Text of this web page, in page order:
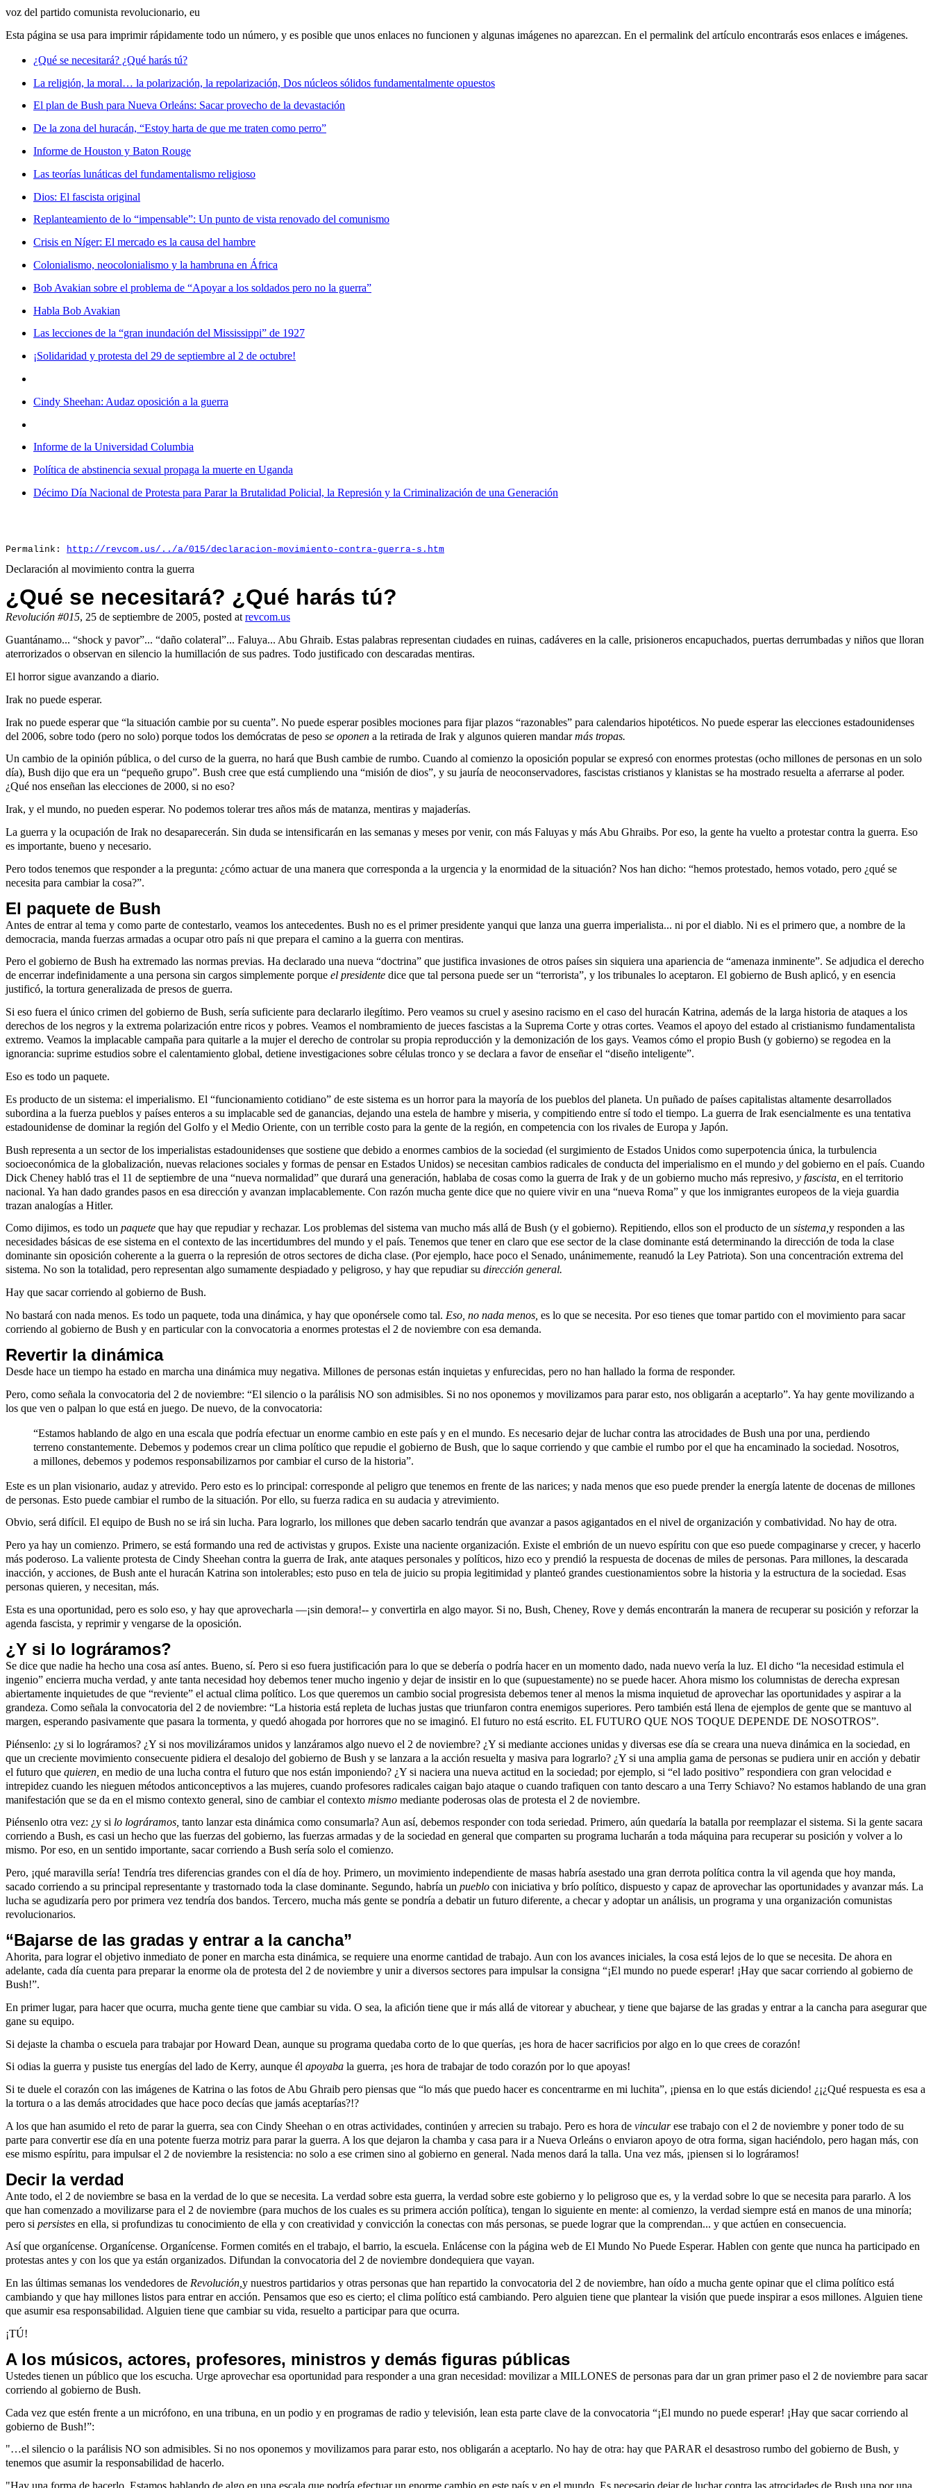
voz del partido comunista revolucionario, eu
Esta página se usa para imprimir rápidamente todo un número, y es posible que unos enlaces no funcionen y algunas imágenes no aparezcan. En el permalink del artículo encontrarás esos enlaces e imágenes.
¿Qué se necesitará? ¿Qué harás tú?
La religión, la moral… la polarización, la repolarización, Dos núcleos sólidos fundamentalmente opuestos
El plan de Bush para Nueva Orleáns: Sacar provecho de la devastación
De la zona del huracán, “Estoy harta de que me traten como perro”
Informe de Houston y Baton Rouge
Las teorías lunáticas del fundamentalismo religioso
Dios: El fascista original
Replanteamiento de lo “impensable”: Un punto de vista renovado del comunismo
Crisis en Níger: El mercado es la causa del hambre
Colonialismo, neocolonialismo y la hambruna en África
Bob Avakian sobre el problema de “Apoyar a los soldados pero no la guerra”
Habla Bob Avakian
Las lecciones de la “gran inundación del Mississippi” de 1927
¡Solidaridad y protesta del 29 de septiembre al 2 de octubre!
Cindy Sheehan: Audaz oposición a la guerra
Informe de la Universidad Columbia
Política de abstinencia sexual propaga la muerte en Uganda
Décimo Día Nacional de Protesta para Parar la Brutalidad Policial, la Represión y la Criminalización de una Generación
Permalink: http://revcom.us/../a/015/declaracion-movimiento-contra-guerra-s.htm
Declaración al movimiento contra la guerra
¿Qué se necesitará? ¿Qué harás tú?
Revolución #015, 25 de septiembre de 2005, posted at revcom.us
Guantánamo... “shock y pavor”... “daño colateral”... Faluya... Abu Ghraib. Estas palabras representan ciudades en ruinas, cadáveres en la calle, prisioneros encapuchados, puertas derrumbadas y niños que lloran
aterrorizados o observan en silencio la humillación de sus padres. Todo justificado con descaradas mentiras.
El horror sigue avanzando a diario.
Irak no puede esperar.
Irak no puede esperar que “la situación cambie por su cuenta”. No puede esperar posibles mociones para fijar plazos “razonables” para calendarios hipotéticos. No puede esperar las elecciones estadounidenses
del 2006, sobre todo (pero no solo) porque todos los demócratas de peso se oponen a la retirada de Irak y algunos quieren mandarmás tropas.
Un cambio de la opinión pública, o del curso de la guerra, no hará que Bush cambie de rumbo. Cuando al comienzo la oposición popular se expresó con enormes protestas (ocho millones de personas en un solo
día), Bush dijo que era un “pequeño grupo”. Bush cree que está cumpliendo una “misión de dios”, y su jauría de neoconservadores, fascistas cristianos y klanistas se ha mostrado resuelta a aferrarse al poder.
¿Qué nos enseñan las elecciones de 2000, si no eso?
Irak, y el mundo, no pueden esperar. No podemos tolerar tres años más de matanza, mentiras y majaderías.
La guerra y la ocupación de Irak no desaparecerán. Sin duda se intensificarán en las semanas y meses por venir, con más Faluyas y más Abu Ghraibs. Por eso, la gente ha vuelto a protestar contra la guerra. Eso
es importante, bueno y necesario.
Pero todos tenemos que responder a la pregunta: ¿cómo actuar de una manera que corresponda a la urgencia y la enormidad de la situación? Nos han dicho: “hemos protestado, hemos votado, pero ¿qué se
necesita para cambiar la cosa?”.
El paquete de Bush
Antes de entrar al tema y como parte de contestarlo, veamos los antecedentes. Bush no es el primer presidente yanqui que lanza una guerra imperialista... ni por el diablo. Ni es el primero que, a nombre de la
democracia, manda fuerzas armadas a ocupar otro país ni que prepara el camino a la guerra con mentiras.
Pero el gobierno de Bush ha extremado las normas previas. Ha declarado una nueva “doctrina” que justifica invasiones de otros países sin siquiera una apariencia de “amenaza inminente”. Se adjudica el derecho
de encerrar indefinidamente a una persona sin cargos simplemente porque el presidente dice que tal persona puede ser un “terrorista”, y los tribunales lo aceptaron. El gobierno de Bush aplicó, y en esencia
justificó, la tortura generalizada de presos de guerra.
Si eso fuera el único crimen del gobierno de Bush, sería suficiente para declararlo ilegítimo. Pero veamos su cruel y asesino racismo en el caso del huracán Katrina, además de la larga historia de ataques a los
derechos de los negros y la extrema polarización entre ricos y pobres. Veamos el nombramiento de jueces fascistas a la Suprema Corte y otras cortes. Veamos el apoyo del estado al cristianismo fundamentalista
extremo. Veamos la implacable campaña para quitarle a la mujer el derecho de controlar su propia reproducción y la demonización de los gays. Veamos cómo el propio Bush (y gobierno) se regodea en la
ignorancia: suprime estudios sobre el calentamiento global, detiene investigaciones sobre células tronco y se declara a favor de enseñar el “diseño inteligente”.
Eso es todo un paquete.
Es producto de un sistema: el imperialismo. El “funcionamiento cotidiano” de este sistema es un horror para la mayoría de los pueblos del planeta. Un puñado de países capitalistas altamente desarrollados
subordina a la fuerza pueblos y países enteros a su implacable sed de ganancias, dejando una estela de hambre y miseria, y compitiendo entre sí todo el tiempo. La guerra de Irak esencialmente es una tentativa
estadounidense de dominar la región del Golfo y el Medio Oriente, con un terrible costo para la gente de la región, en competencia con los rivales de Europa y Japón.
Bush representa a un sector de los imperialistas estadounidenses que sostiene que debido a enormes cambios de la sociedad (el surgimiento de Estados Unidos como superpotencia única, la turbulencia
socioeconómica de la globalización, nuevas relaciones sociales y formas de pensar en Estados Unidos) se necesitan cambios radicales de conducta del imperialismo en el mundo y del gobierno en el país. Cuando
Dick Cheney habló tras el 11 de septiembre de una “nueva normalidad” que durará una generación, hablaba de cosas como la guerra de Irak y de un gobierno mucho más represivo, y fascista, en el territorio
nacional. Ya han dado grandes pasos en esa dirección y avanzan implacablemente. Con razón mucha gente dice que no quiere vivir en una “nueva Roma” y que los inmigrantes europeos de la vieja guardia
trazan analogías a Hitler.
Como dijimos, es todo un paquete que hay que repudiar y rechazar. Los problemas del sistema van mucho más allá de Bush (y el gobierno). Repitiendo, ellos son el producto de un sistema, y responden a las
necesidades básicas de ese sistema en el contexto de las incertidumbres del mundo y el país. Tenemos que tener en claro que ese sector de la clase dominante está determinando la dirección de toda la clase
dominante sin oposición coherente a la guerra o la represión de otros sectores de dicha clase. (Por ejemplo, hace poco el Senado, unánimemente, reanudó la Ley Patriota). Son una concentración extrema del
sistema. No son la totalidad, pero representan algo sumamente despiadado y peligroso, y hay que repudiar su dirección general.
Hay que sacar corriendo al gobierno de Bush.
No bastará con nada menos. Es todo un paquete, toda una dinámica, y hay que oponérsele como tal. Eso, no nada menos, es lo que se necesita. Por eso tienes que tomar partido con el movimiento para sacar
corriendo al gobierno de Bush y en particular con la convocatoria a enormes protestas el 2 de noviembre con esa demanda.
Revertir la dinámica
Desde hace un tiempo ha estado en marcha una dinámica muy negativa. Millones de personas están inquietas y enfurecidas, pero no han hallado la forma de responder.
Pero, como señala la convocatoria del 2 de noviembre: “El silencio o la parálisis NO son admisibles. Si no nos oponemos y movilizamos para parar esto, nos obligarán a aceptarlo”. Ya hay gente movilizando a
los que ven o palpan lo que está en juego. De nuevo, de la convocatoria:
“Estamos hablando de algo en una escala que podría efectuar un enorme cambio en este país y en el mundo. Es necesario dejar de luchar contra las atrocidades de Bush una por una, perdiendo
terreno constantemente. Debemos y podemos crear un clima político que repudie el gobierno de Bush, que lo saque corriendo y que cambie el rumbo por el que ha encaminado la sociedad. Nosotros,
a millones, debemos y podemos responsabilizarnos por cambiar el curso de la historia”.
Este es un plan visionario, audaz y atrevido. Pero esto es lo principal: corresponde al peligro que tenemos en frente de las narices; y nada menos que eso puede prender la energía latente de docenas de millones
de personas. Esto puede cambiar el rumbo de la situación. Por ello, su fuerza radica en su audacia y atrevimiento.
Obvio, será difícil. El equipo de Bush no se irá sin lucha. Para lograrlo, los millones que deben sacarlo tendrán que avanzar a pasos agigantados en el nivel de organización y combatividad. No hay de otra.
Pero ya hay un comienzo. Primero, se está formando una red de activistas y grupos. Existe una naciente organización. Existe el embrión de un nuevo espíritu con que eso puede compaginarse y crecer, y hacerlo
más poderoso. La valiente protesta de Cindy Sheehan contra la guerra de Irak, ante ataques personales y políticos, hizo eco y prendió la respuesta de docenas de miles de personas. Para millones, la descarada
inacción, y acciones, de Bush ante el huracán Katrina son intolerables; esto puso en tela de juicio su propia legitimidad y planteó grandes cuestionamientos sobre la historia y la estructura de la sociedad. Esas
personas quieren, y necesitan, más.
Esta es una oportunidad, pero es solo eso, y hay que aprovecharla —¡sin demora!-- y convertirla en algo mayor. Si no, Bush, Cheney, Rove y demás encontrarán la manera de recuperar su posición y reforzar la
agenda fascista, y reprimir y vengarse de la oposición.
¿Y si lo lográramos?
Se dice que nadie ha hecho una cosa así antes. Bueno, sí. Pero si eso fuera justificación para lo que se debería o podría hacer en un momento dado, nada nuevo vería la luz. El dicho “la necesidad estimula el
ingenio” encierra mucha verdad, y ante tanta necesidad hoy debemos tener mucho ingenio y dejar de insistir en lo que (supuestamente) no se puede hacer. Ahora mismo los columnistas de derecha expresan
abiertamente inquietudes de que “reviente” el actual clima político. Los que queremos un cambio social progresista debemos tener al menos la misma inquietud de aprovechar las oportunidades y aspirar a la
grandeza. Como señala la convocatoria del 2 de noviembre: “La historia está repleta de luchas justas que triunfaron contra enemigos superiores. Pero también está llena de ejemplos de gente que se mantuvo al
margen, esperando pasivamente que pasara la tormenta, y quedó ahogada por horrores que no se imaginó. El futuro no está escrito. EL FUTURO QUE NOS TOQUE DEPENDE DE NOSOTROS”.
Piénsenlo: ¿y si lo lográramos? ¿Y si nos movilizáramos unidos y lanzáramos algo nuevo el 2 de noviembre? ¿Y si mediante acciones unidas y diversas ese día se creara una nueva dinámica en la sociedad, en
que un creciente movimiento consecuente pidiera el desalojo del gobierno de Bush y se lanzara a la acción resuelta y masiva para lograrlo? ¿Y si una amplia gama de personas se pudiera unir en acción y debatir
el futuro que quieren, en medio de una lucha contra el futuro que nos están imponiendo? ¿Y si naciera una nueva actitud en la sociedad; por ejemplo, si “el lado positivo” respondiera con gran velocidad e
intrepidez cuando les nieguen métodos anticonceptivos a las mujeres, cuando profesores radicales caigan bajo ataque o cuando trafiquen con tanto descaro a una Terry Schiavo? No estamos hablando de una gran
manifestación que se da en el mismo contexto general, sino de cambiar el contexto mismo mediante poderosas olas de protesta el 2 de noviembre.
Piénsenlo otra vez: ¿y si lo lográramos, tanto lanzar esta dinámica como consumarla? Aun así, debemos responder con toda seriedad. Primero, aún quedaría la batalla por reemplazar el sistema. Si la gente sacara
corriendo a Bush, es casi un hecho que las fuerzas del gobierno, las fuerzas armadas y de la sociedad en general que comparten su programa lucharán a toda máquina para recuperar su posición y volver a lo
mismo. Por eso, en un sentido importante, sacar corriendo a Bush sería solo el comienzo.
Pero, ¡qué maravilla sería! Tendría tres diferencias grandes con el día de hoy. Primero, un movimiento independiente de masas habría asestado una gran derrota política contra la vil agenda que hoy manda,
sacado corriendo a su principal representante y trastornado toda la clase dominante. Segundo, habría un pueblo con iniciativa y brío político, dispuesto y capaz de aprovechar las oportunidades y avanzar más. La
lucha se agudizaría pero por primera vez tendría dos bandos. Tercero, mucha más gente se pondría a debatir un futuro diferente, a checar y adoptar un análisis, un programa y una organización comunistas
revolucionarios.
“Bajarse de las gradas y entrar a la cancha”
Ahorita, para lograr el objetivo inmediato de poner en marcha esta dinámica, se requiere una enorme cantidad de trabajo. Aun con los avances iniciales, la cosa está lejos de lo que se necesita. De ahora en
adelante, cada día cuenta para preparar la enorme ola de protesta del 2 de noviembre y unir a diversos sectores para impulsar la consigna “¡El mundo no puede esperar! ¡Hay que sacar corriendo al gobierno de
Bush!”.
En primer lugar, para hacer que ocurra, mucha gente tiene que cambiar su vida. O sea, la afición tiene que ir más allá de vitorear y abuchear, y tiene que bajarse de las gradas y entrar a la cancha para asegurar que
gane su equipo.
Si dejaste la chamba o escuela para trabajar por Howard Dean, aunque su programa quedaba corto de lo que querías, ¡es hora de hacer sacrificios por algo en lo que crees de corazón!
Si odias la guerra y pusiste tus energías del lado de Kerry, aunque él apoyaba la guerra, ¡es hora de trabajar de todo corazón por lo que apoyas!
Si te duele el corazón con las imágenes de Katrina o las fotos de Abu Ghraib pero piensas que “lo más que puedo hacer es concentrarme en mi luchita”, ¡piensa en lo que estás diciendo! ¿¡¿Qué respuesta es esa a
la tortura o a las demás atrocidades que hace poco decías que jamás aceptarías?!?
A los que han asumido el reto de parar la guerra, sea con Cindy Sheehan o en otras actividades, continúen y arrecien su trabajo. Pero es hora de vincularese trabajo con el 2 de noviembre y poner todo de su
parte para convertir ese día en una potente fuerza motriz para parar la guerra. A los que dejaron la chamba y casa para ir a Nueva Orleáns o enviaron apoyo de otra forma, sigan haciéndolo, pero hagan más, con
ese mismo espíritu, para impulsar el 2 de noviembre la resistencia: no solo a ese crimen sino al gobierno en general. Nada menos dará la talla. Una vez más, ¡piensen si lo lográramos!
Decir la verdad
Ante todo, el 2 de noviembre se basa en la verdad de lo que se necesita. La verdad sobre esta guerra, la verdad sobre este gobierno y lo peligroso que es, y la verdad sobre lo que se necesita para pararlo. A los
que han comenzado a movilizarse para el 2 de noviembre (para muchos de los cuales es su primera acción política), tengan lo siguiente en mente: al comienzo, la verdad siempre está en manos de una minoría;
pero si persistes en ella, si profundizas tu conocimiento de ella y con creatividad y convicción la conectas con más personas, se puede lograr que la comprendan... y que actúen en consecuencia.
Así que organícense. Organícense. Organícense. Formen comités en el trabajo, el barrio, la escuela. Enlácense con la página web de El Mundo No Puede Esperar. Hablen con gente que nunca ha participado en
protestas antes y con los que ya están organizados. Difundan la convocatoria del 2 de noviembre dondequiera que vayan.
En las últimas semanas los vendedores de Revolución, y nuestros partidarios y otras personas que han repartido la convocatoria del 2 de noviembre, han oído a mucha gente opinar que el clima político está
cambiando y que hay millones listos para entrar en acción. Pensamos que eso es cierto; el clima político está cambiando. Pero alguien tiene que plantear la visión que puede inspirar a esos millones. Alguien tiene
que asumir esa responsabilidad. Alguien tiene que cambiar su vida, resuelto a participar para que ocurra.
¡TÚ!
A los músicos, actores, profesores, ministros y demás figuras públicas
Ustedes tienen un público que los escucha. Urge aprovechar esa oportunidad para responder a una gran necesidad: movilizar a MILLONES de personas para dar un gran primer paso el 2 de noviembre para sacar
corriendo al gobierno de Bush.
Cada vez que estén frente a un micrófono, en una tribuna, en un podio y en programas de radio y televisión, lean esta parte clave de la convocatoria “¡El mundo no puede esperar! ¡Hay que sacar corriendo al
gobierno de Bush!”:
"…el silencio o la parálisis NO son admisibles. Si no nos oponemos y movilizamos para parar esto, nos obligarán a aceptarlo. No hay de otra: hay que PARAR el desastroso rumbo del gobierno de Bush, y
tenemos que asumir la responsabilidad de hacerlo.